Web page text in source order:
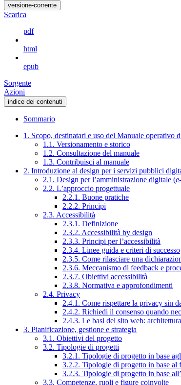
versione-corrente
Scarica
pdf
html
epub
Sorgente
Azioni
indice dei contenuti
Sommario
1. Scopo, destinatari e uso del Manuale operativo
1.1. Versionamento e storico
1.2. Consultazione del manuale
1.3. Contribuisci al manuale
2. Introduzione al design per i servizi pubblici
2.1. Design per l’amministrazione digitale (
2.2. L’approccio progettuale
2.2.1. Buone pratiche
2.2.2. Principi
2.3. Accessibilità
2.3.1. Definizione
2.3.2. Accessibilità by design
2.3.3. Principi per l’accessibilità
2.3.4. Linee guida e criteri di successo
2.3.5. Come rilasciare una
2.3.6. Meccanismo di feedback e
2.3.7. Obiettivi accessibilità
2.3.8. Normativa e approfondimenti
2.4. Privacy
2.4.1. Come rispettare la privacy sin
2.4.2. Richiedi il consenso quando
2.4.3. Le basi del sito web:
3. Pianificazione, gestione e strategia
3.1. Obiettivi del progetto
3.2. Tipologie di progetti
3.2.1. Tipologie di progetto in base
3.2.2. Tipologie di progetto in base al
3.2.3. Tipologie di progetto in base
3.3. Competenze, ruoli e figure coinvolte